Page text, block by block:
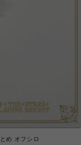
め オフシロ